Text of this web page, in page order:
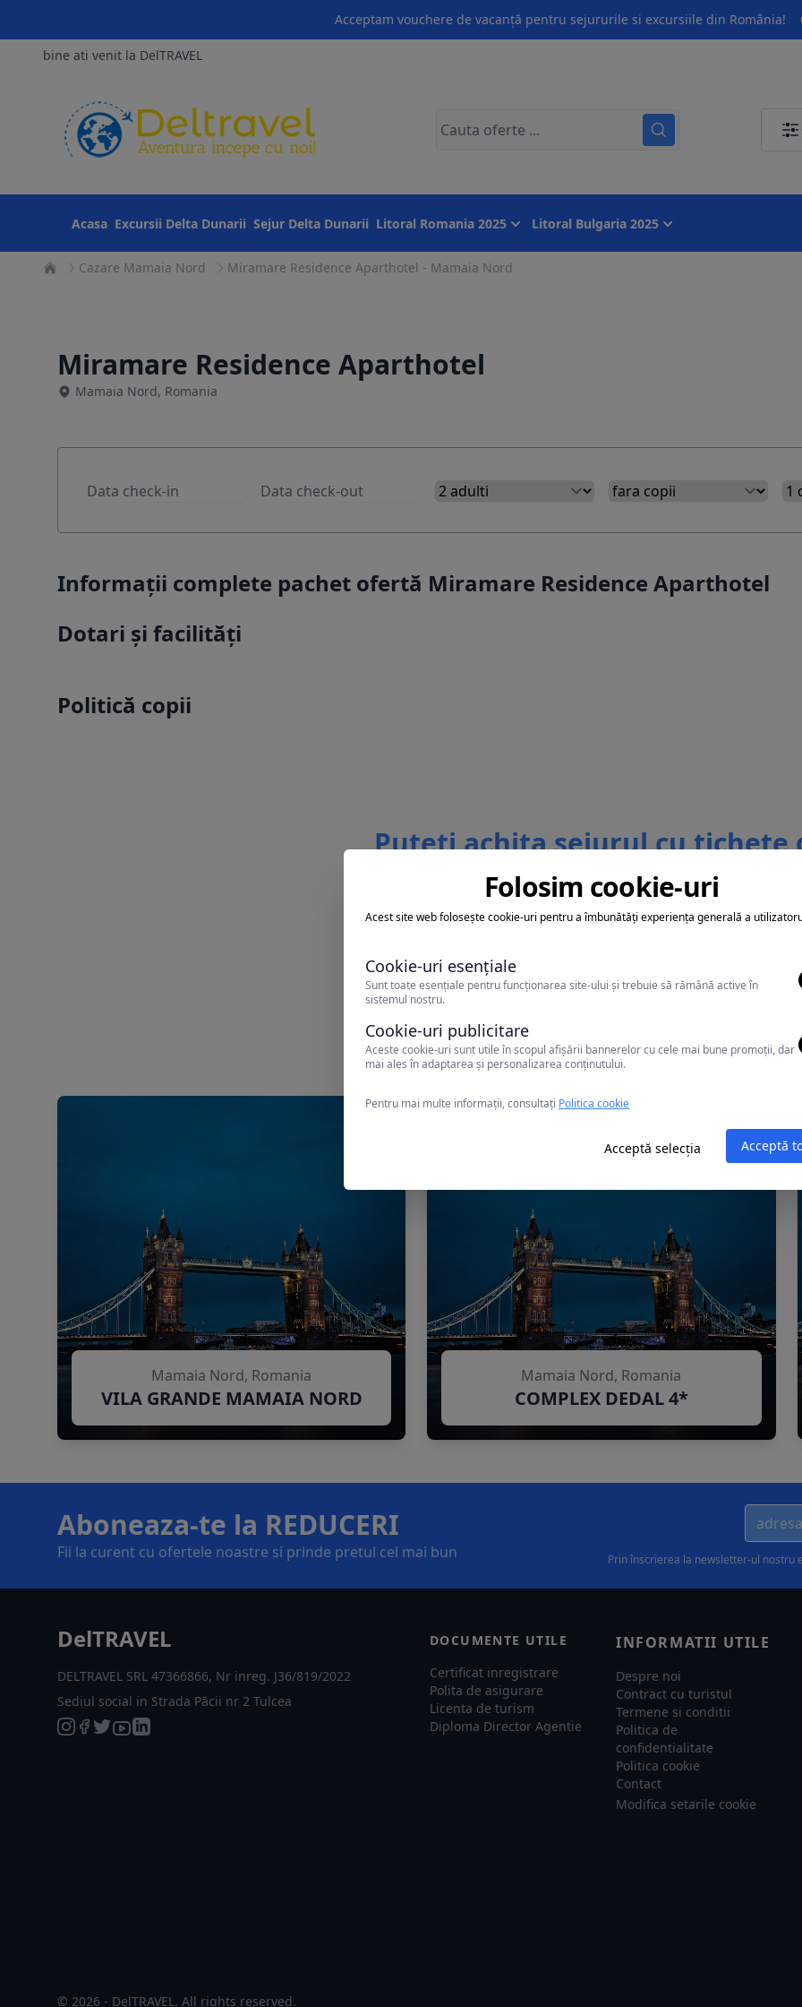
Acceptam vouchere de vacanță pentru sejururile si excursiile din România!
bine ati venit la DelTRAVEL
Acasa Excursii Delta Dunarii Sejur Delta Dunarii Litoral Romania 2025 Litoral Bulgaria 2025
Cazare Mamaia Nord Miramare Residence Aparthotel - Mamaia Nord
Miramare Residence Aparthotel
Mamaia Nord, Romania
Informații complete pachet ofertă Miramare Residence Aparthotel
Dotari și facilități
Politică copii
Puteti achita sejurul cu tichete
vacanta
Alte oferte în Mamaia Nord
Mamaia Nord, Romania
VILA GRANDE MAMAIA NORD
Mamaia Nord, Romania
COMPLEX DEDAL 4*
Aboneaza-te la REDUCERI
Fii la curent cu ofertele noastre si prinde pretul cel mai bun Prin înscrierea la newsletter-ul nostru
DelTRAVEL
DELTRAVEL SRL 47366866, Nr inreg. J36/819/2022
Sediul social in Strada Păcii nr 2 Tulcea
DOCUMENTE UTILE
Certificat inregistrare
Polita de asigurare
Licenta de turism
Diploma Director Agentie
INFORMATII UTILE
Despre noi
Contract cu turistul
Termene si conditii
Politica de
confidentialitate
Politica cookie
Contact
Modifica setarile cookie
© 2026 - DelTRAVEL. All rights reserved.
Folosim cookie-uri
Acest site web folosește cookie-uri pentru a îmbunătăți experiența generală a
Cookie-uri esențiale
Sunt toate esențiale pentru funcționarea site-ului și trebuie să rămână active în
sistemul nostru.
Cookie-uri publicitare
Aceste cookie-uri sunt utile în scopul afișării bannerelor cu cele mai bune promoții, dar
mai ales în adaptarea și personalizarea conținutului.
Pentru mai multe informații, consultați Politica cookie
Acceptă selecția Acceptă